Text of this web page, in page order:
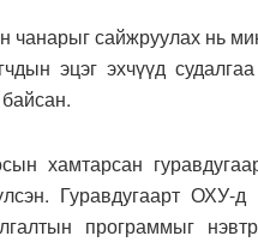
чанарыг сайжруулах нь
эцэг эхчүүд
хамтарсан
Гуравдугаарт ОХУ-
программыг